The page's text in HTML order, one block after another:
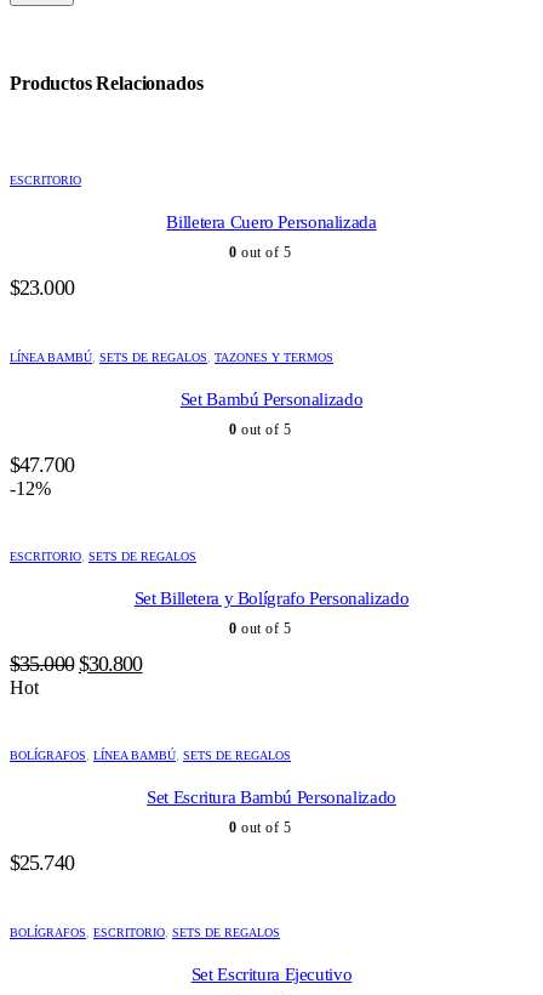
Productos Relacionados
ESCRITORIO
Billetera Cuero Personalizada
0 out of 5
$23.000
LÍNEA BAMBÚ SETS DE REGALOS TAZONES Y TERMOS
Set Bambú Personalizado
0 out of 5
$47.700
-12%
ESCRITORIO SETS DE REGALOS
Set Billetera y Bolígrafo Personalizado
0 out of 5
$35.000 El
$35.000.
$30.800El
$30.800.
Hot
BOLÍGRAFOS LÍNEA BAMBÚ SETS DE REGALOS
Set Escritura Bambú Personalizado
0 out of 5
$25.740
BOLÍGRAFOS ESCRITORIO SETS DE REGALOS
Set Escritura Ejecutivo